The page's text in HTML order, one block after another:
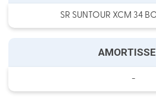
SR SUNTOUR XCM 34
-